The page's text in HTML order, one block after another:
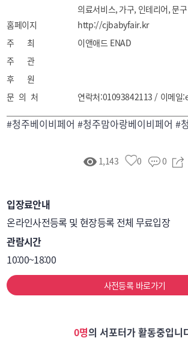
의료서비스, 가구, 인테리어, 문
홈페이지
http://cjbabyfair.kr
주 최
이앤애드 ENAD
주 관
후 원
문 의 처
연락처:01093842113 / 이메
#청주베이비페어 #청주맘아랑베이비페어 #
1,143 0 0
입장료안내
온라인사전등록 및 현장등록 전체 무료입장
관람시간
10:00~18:00
사전등록 바로가기
0명의 서포터가 활동중입니